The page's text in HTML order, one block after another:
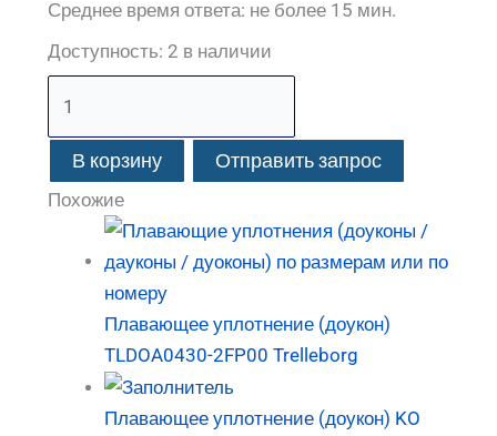
Среднее время ответа: не более 15 мин.
Доступность: 2 в наличии
В корзину Отправить запрос
Похожие
Плавающее уплотнение (доукон)
TLDOA0430-2FP00 Trelleborg
Плавающее уплотнение (доукон) KO